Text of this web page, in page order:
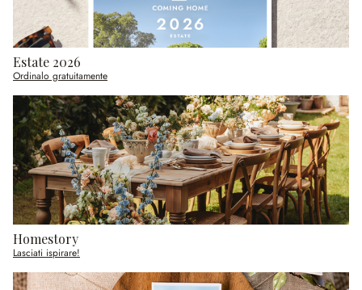
Estate 2026
Ordinalo gratuitamente
Homestory
Lasciati ispirare!